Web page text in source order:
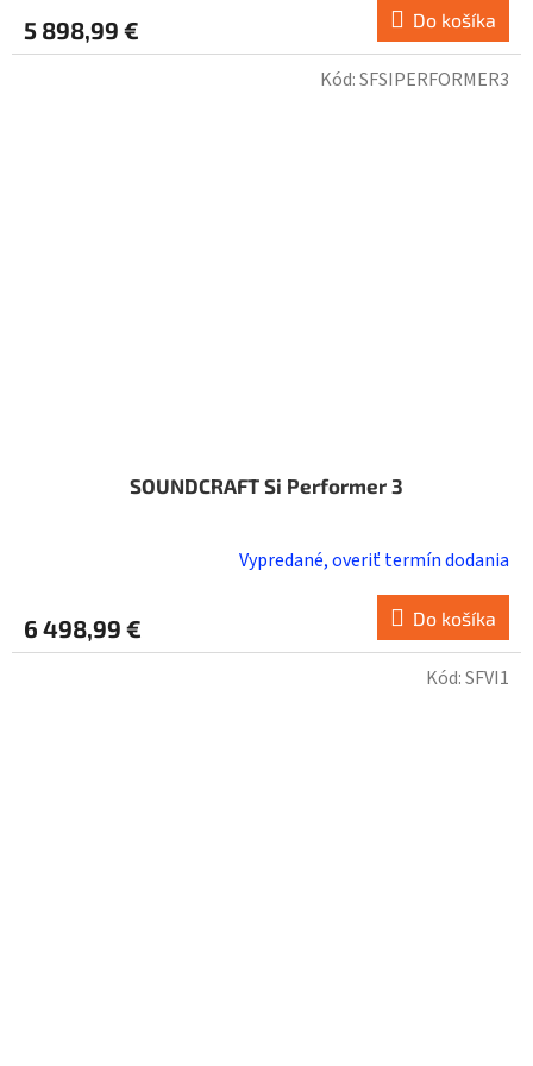
5 898,99 € Do košíka
SOUNDCRAFT Si Performer 3
Vypredané, overiť termín dodania
6 498,99 € Do košíka
Kód:SFSIPERFORMER3
Kód:SFVI1